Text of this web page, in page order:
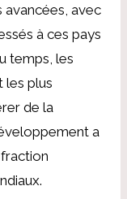
avec
à ces pays
temps, les
les plus
de la
a